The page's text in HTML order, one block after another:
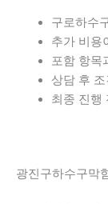
구로하수
추가 비용
포함 항목
상담 후
최종 진행
광진구하수구막